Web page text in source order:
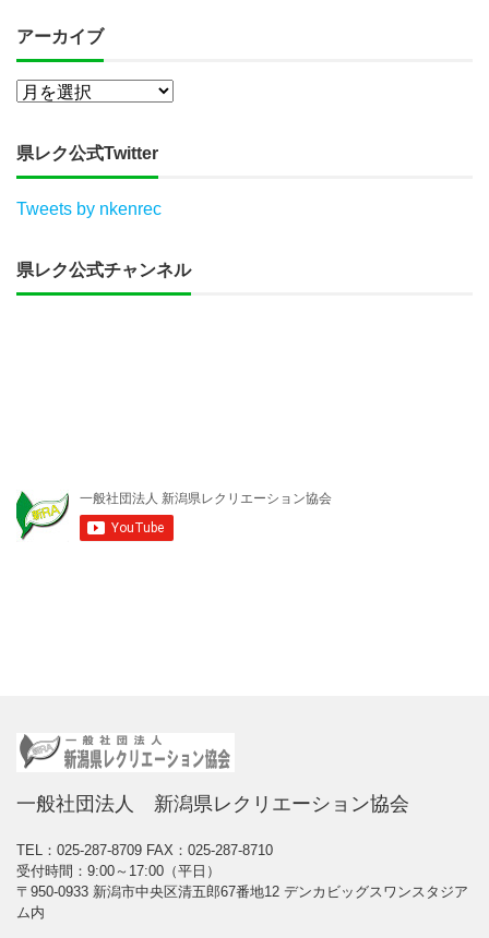
アーカイブ
県レク公式Twitter
Tweets by nkenrec
県レク公式チャンネル
一般社団法人 新潟県レクリエーション協会
TEL：025-287-8709 FAX：025-287-8710
受付時間：9:00～17:00（平日）
〒950-0933 新潟市中央区清五郎67番地12 デンカビッグスワンスタジア
ム内